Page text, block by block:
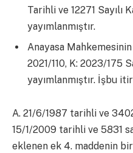
Tarihli ve 12271 Sayılı
yayımlanmıştır.
Anayasa
2021/110, K: 2023/175
yayımlanmıştır. İşbu
A. 21/6/1987 tarihli ve
15/1/2009 tarihli ve 5831
eklenen ek 4. maddenin